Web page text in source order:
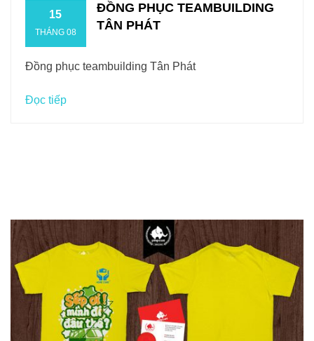
15
THÁNG 08
ĐỒNG PHỤC TEAMBUILDING
TÂN PHÁT
Đồng phục teambuilding Tân Phát
Đọc tiếp